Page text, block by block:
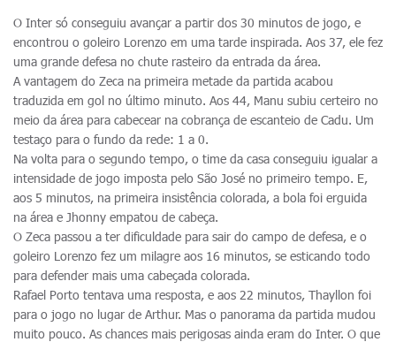
O Inter só conseguiu avançar a partir dos 30 minutos de jogo, e
encontrou o goleiro Lorenzo em uma tarde inspirada. Aos 37, ele fez
uma grande defesa no chute rasteiro da entrada da área.
A vantagem do Zeca na primeira metade da partida acabou
traduzida em gol no último minuto. Aos 44, Manu subiu certeiro no
meio da área para cabecear na cobrança de escanteio de Cadu. Um
testaço para o fundo da rede: 1 a 0.
Na volta para o segundo tempo, o time da casa conseguiu igualar a
intensidade de jogo imposta pelo São José no primeiro tempo. E,
aos 5 minutos, na primeira insistência colorada, a bola foi erguida
na área e Jhonny empatou de cabeça.
O Zeca passou a ter dificuldade para sair do campo de defesa, e o
goleiro Lorenzo fez um milagre aos 16 minutos, se esticando todo
para defender mais uma cabeçada colorada.
Rafael Porto tentava uma resposta, e aos 22 minutos, Thayllon foi
para o jogo no lugar de Arthur. Mas o panorama da partida mudou
muito pouco. As chances mais perigosas ainda eram do Inter. O que